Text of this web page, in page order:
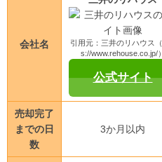
会社名
引用元：三井のリハウス
s://www.rehouse.co.jp/）
公式サイト
売却完了
までの日
数
3か月以内